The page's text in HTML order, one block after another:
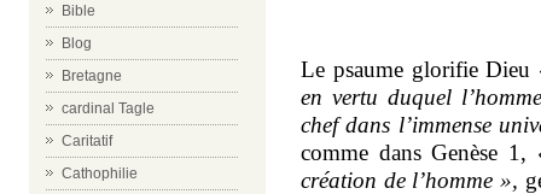
Bible
Blog
Bretagne
cardinal Tagle
Caritatif
Cathophilie
Le psaume glorifie Dieu
en vertu duquel
chef dans l’immense
comme dans Genèse 1,
création de l’homme »,